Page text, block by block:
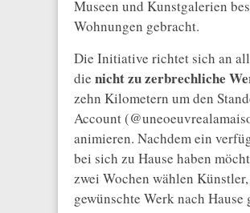
Museen und Kunstgalerien
Wohnungen gebracht.
Die Initiative richtet sich an
die nicht zu zerbrechliche
zehn Kilometern um den
Account
animieren. Nachdem ein
bei sich zu Hause haben
zwei Wochen wählen
gewünschte Werk nach